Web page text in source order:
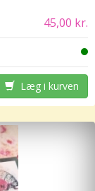
45,00 kr.
Læg i kurven